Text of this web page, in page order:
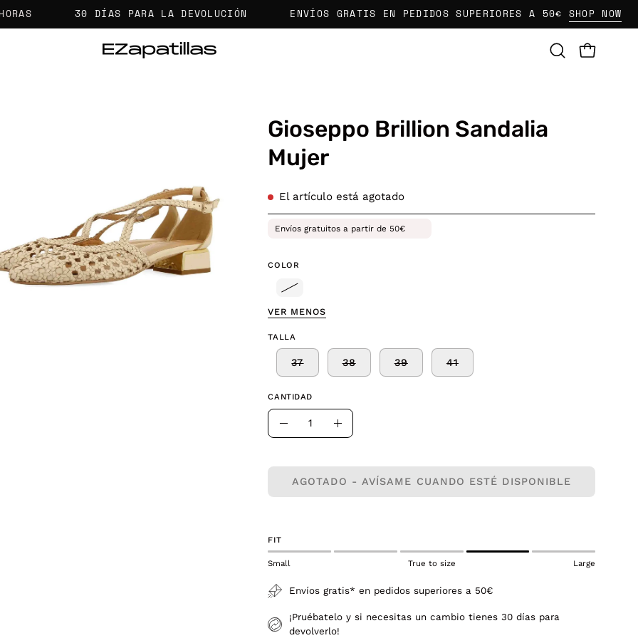
30 DÍAS PARA LA DEVOLUCIÓN ENVÍOS GRATIS EN PEDIDOS SUPERIORES A 50€SHOP NOW
AbrirCARRO
Gioseppo Brillion Sandalia
Mujer
El artículo está agotado
Envíos gratuitos a partir de 50€
COLOR
VER MENOS
TALLA
37 38 39 41
CANTIDAD
Cantidad
Disminuir
cantidad
Aumentar
cantidad
AGOTADO - AVÍSAME CUANDO ESTÉ DISPONIBLE
FIT
Small True to size Large
Envíos gratis* en pedidos superiores a 50€
¡Pruébatelo y si necesitas un cambio tienes 30 días para
devolverlo!